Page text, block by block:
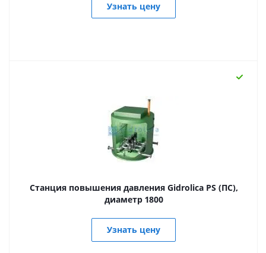
Узнать цену
Станция повышения давления Gidrolica PS (ПС),
диаметр 1800
Узнать цену